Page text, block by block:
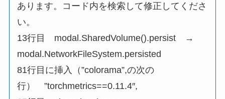
あります。コード内を検索して修正してくださ
い。
13行目 modal.SharedVolume().persist →
modal.NetworkFileSystem.persisted
81行目に挿入（”colorama”,の次の
行） ”torchmetrics==0.11.4″,